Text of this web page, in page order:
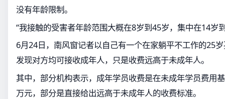
没有年龄限制。
“我接触的受害者年龄范围大概在8岁到45岁，集中在14岁
6月24日，南风窗记者以自己有一个在家躺平不工作的25
发现对方均可接收成年人，只是收费远高于未成年人。
其中，部分机构表示，成年学员收费是在未成年学员费用
万元，部分是直接给出远高于未成年人的收费标准。